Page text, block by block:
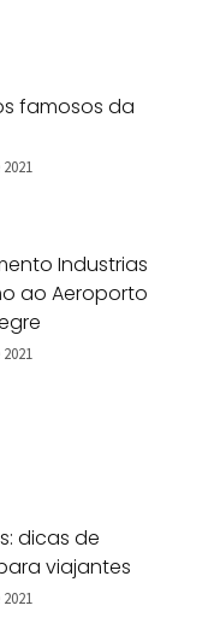
famosos da
Industrias
ao Aeroporto
dicas de
viajantes